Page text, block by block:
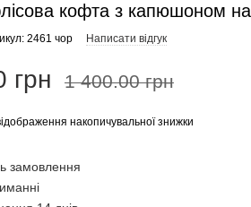
кофта з капюшоном на
2461 чор Написати відгук
грн 1 400.00 грн
накопичувальної знижки
замовлення